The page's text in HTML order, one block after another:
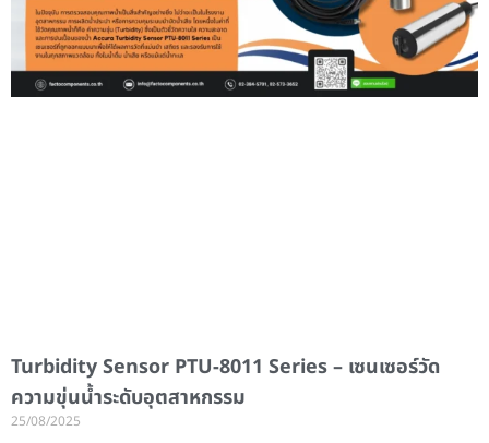
Turbidity Sensor PTU-8011 Series – เซนเซอร์วัด
ความขุ่นน้ำระดับอุตสาหกรรม
25/08/2025